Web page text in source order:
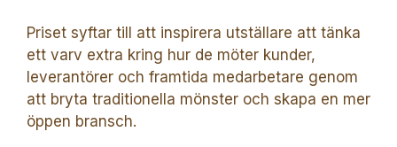
Priset syftar till att inspirera utställare att tänka
ett varv extra kring hur de möter kunder,
leverantörer och framtida medarbetare genom
att bryta traditionella mönster och skapa en mer
öppen bransch.